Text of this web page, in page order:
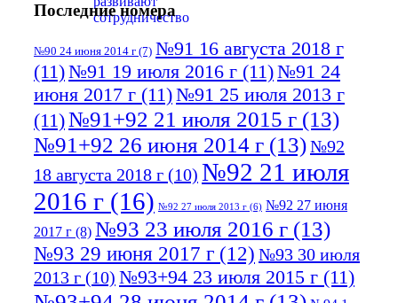
Последние номера
№90 24 июня 2014 г (7) №91 16 августа 2018 г
(11)№91 19 июля 2016 г (11)№91 24
июня 2017 г (11)№91 25 июля 2013 г
(11)№91+92 21 июля 2015 г (13)
№91+92 26 июня 2014 г (13)№92
18 августа 2018 г (10) №92 21 июля
2016 г (16) №92 27 июля 2013 г (6) №92 27 июня
2017 г (8) №93 23 июля 2016 г (13)
№93 29 июня 2017 г (12) №93 30 июля
2013 г (10) №93+94 23 июля 2015 г (11)